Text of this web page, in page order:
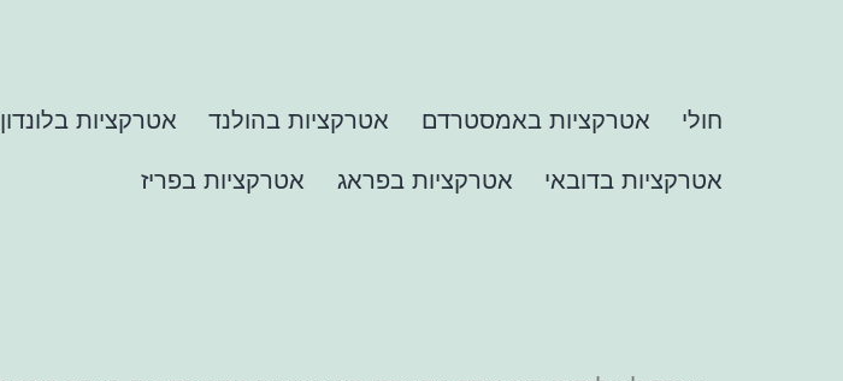
חולי אטרקציות באמסטרדם אטרקציות בהולנד אטרקציות בלונדון
אטרקציות בדובאי אטרקציות בפראג אטרקציות בפריז